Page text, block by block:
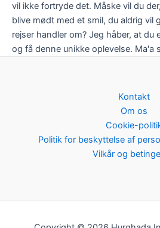
vil ikke fortryde det. Måske vil du
blive mødt med et smil, du aldrig vil
rejser handler om? Jeg håber, at du
og få denne unikke oplevelse. Ma'a
Kontakt
Om os
Cookie-
Politik for beskyttelse af
Vilkår og